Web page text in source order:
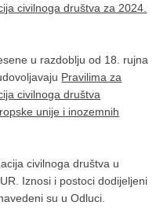
civilnoga društva za 2024.
u razdoblju od 18. rujna
Pravilima za
civilnoga društva
unije i inozemnih
civilnoga društva u
Iznosi i postoci dodijeljeni
su u Odluci.